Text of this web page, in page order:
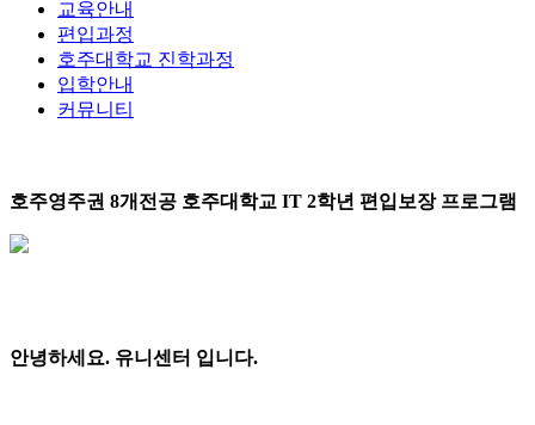
교육안내
편입과정
호주대학교 진학과정
입학안내
커뮤니티
호주영주권 8개전공 호주대학교 IT 2학년 편입보장 프로그램
안녕하세요. 유니센터 입니다.